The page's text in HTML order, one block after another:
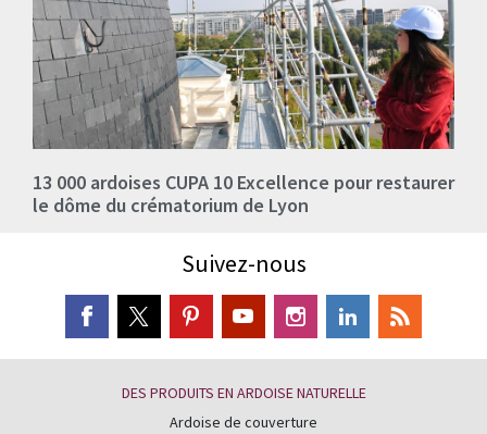
13 000 ardoises CUPA 10 Excellence pour restaurer
le dôme du crématorium de Lyon
Suivez-nous
DES PRODUITS EN ARDOISE NATURELLE
Ardoise de couverture